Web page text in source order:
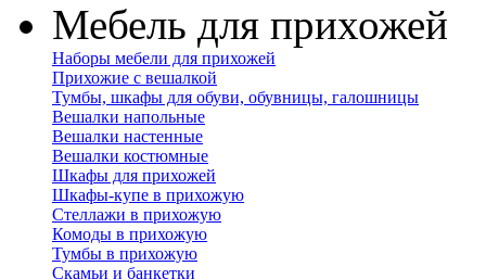
Мебель для прихожей
Наборы мебели для прихожей
Прихожие с вешалкой
Тумбы, шкафы для обуви, обувницы, галошницы
Вешалки напольные
Вешалки настенные
Вешалки костюмные
Шкафы для прихожей
Шкафы-купе в прихожую
Стеллажи в прихожую
Комоды в прихожую
Тумбы в прихожую
Скамьи и банкетки